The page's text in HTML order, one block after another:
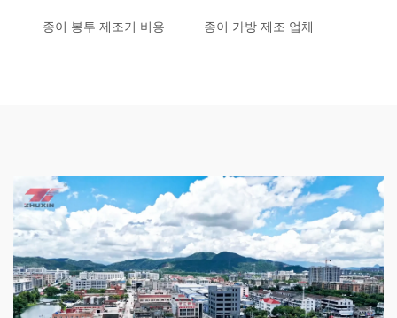
종이 봉투 제조기 비용 종이 가방 제조 업체